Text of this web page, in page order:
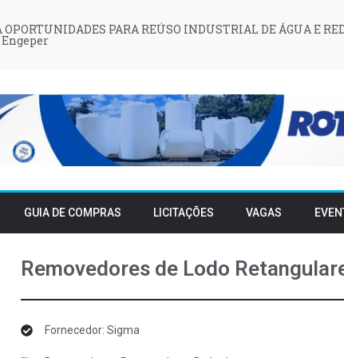
PARA REÚSO INDUSTRIAL DE ÁGUA E
Engeper
GUIA DE COMPRAS LICITAÇÕES VAGAS
Removedores de Lodo
Fornecedor: Sigma